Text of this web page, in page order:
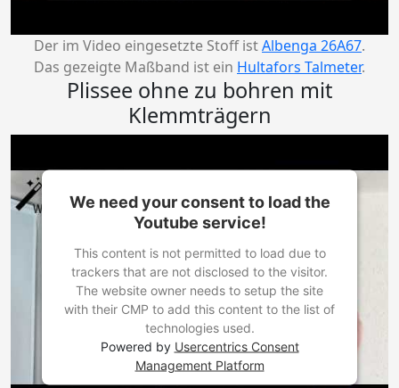
Der im Video eingesetzte Stoff istAlbenga 26A67.
Das gezeigte Maßband ist ein Hultafors Talmeter.
Plissee ohne zu bohren mit
Klemmträgern
We need your consent to load the
Youtube service!
This content is not permitted to load due to
trackers that are not disclosed to the visitor.
The website owner needs to setup the site
with their CMP to add this content to the list of
technologies used.
Powered by Usercentrics Consent
Management Platform